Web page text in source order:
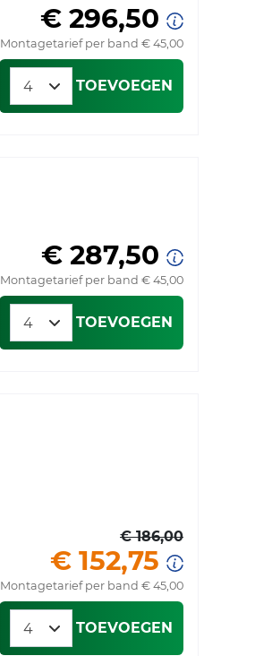
€ 296,50
Montagetarief per band € 45,00
TOEVOEGEN
€ 287,50
Montagetarief per band € 45,00
TOEVOEGEN
€ 186,00
€ 152,75
Montagetarief per band € 45,00
TOEVOEGEN